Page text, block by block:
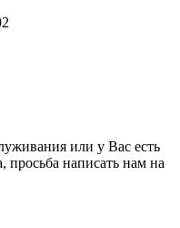
или у Вас есть
написать нам на